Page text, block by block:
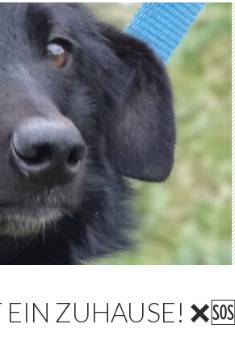
ZUHAUSE! ❌🆘